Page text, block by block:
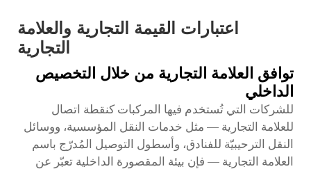
اعتبارات القيمة التجارية والعلامة
التجارية
توافق العلامة التجارية من خلال التخصيص
الداخلي
للشركات التي تُستخدم فيها المركبات كنقطة اتصال
للعلامة التجارية — مثل خدمات النقل المؤسسية، ووسائل
النقل الترحيبيّة للفنادق، وأسطول التوصيل المُدرّج باسم
العلامة التجارية — فإن بيئة المقصورة الداخلية تعبّر عن